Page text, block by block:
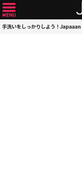
手洗いをしっかりしよう！Japaaan